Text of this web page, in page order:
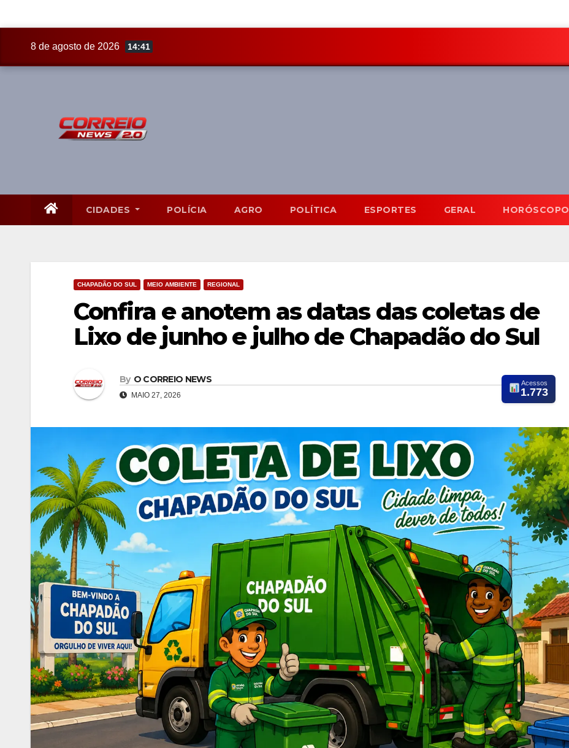
8 de agosto de 2026 14:41
CIDADES POLÍCIA AGRO POLÍTICA ESPORTES GERAL HORÓSCOPO
CHAPADÃO DO SUL MEIO AMBIENTE REGIONAL
Confira e anotem as datas das coletas de
Lixo de junho e julho de Chapadão do Sul
By O CORREIO NEWS
MAIO 27, 2026
Acessos
1.773